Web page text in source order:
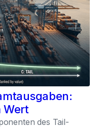
Wert
des Tail-